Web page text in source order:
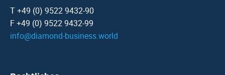
T +49 (0) 9522 9432-90
F +49 (0) 9522 9432-99
info@diamond-business.world